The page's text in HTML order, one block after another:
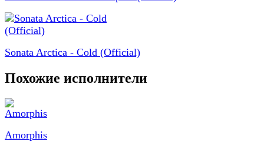
Sonata Arctica - Cold (Official)
Похожие исполнители
Amorphis